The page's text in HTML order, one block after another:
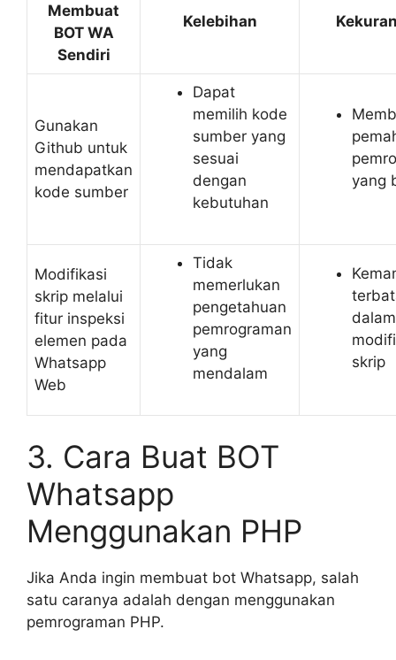
Membuat
BOT WA
Sendiri
Kelebihan
Gunakan
Github untuk
mendapatkan
kode sumber
Dapat
memilih kode
sumber yang
sesuai
dengan
kebutuhan
yang
Modifikasi
skrip melalui
fitur inspeksi
elemen pada
Whatsapp
Web
Tidak
memerlukan
pengetahuan
pemrograman
yang
mendalam
dalam
skrip
3. Cara Buat BOT
Whatsapp
Menggunakan PHP
Jika Anda ingin membuat bot Whatsapp, salah
satu caranya adalah dengan menggunakan
pemrograman PHP.